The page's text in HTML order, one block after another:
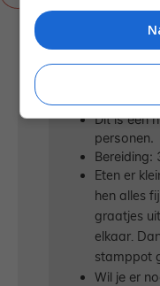
alles fijn (haal
de makreel) en
Dit is een
personen.
Bereiding:
Eten er
hen alles
graatjes
elkaar.
stamppot
Wil je er